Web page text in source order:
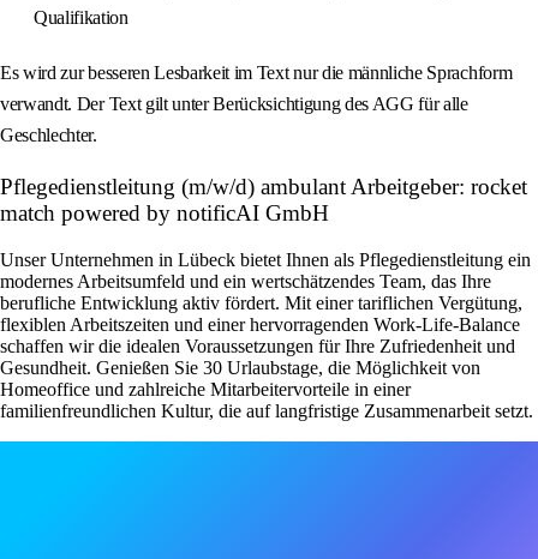
Qualifikation
Es wird zur besseren Lesbarkeit im Text nur die männliche Sprachform
verwandt. Der Text gilt unter Berücksichtigung des AGG für alle
Geschlechter.
Pflegedienstleitung (m/w/d) ambulant Arbeitgeber: rocket
match powered by notificAI GmbH
Unser Unternehmen in Lübeck bietet Ihnen als Pflegedienstleitung ein
modernes Arbeitsumfeld und ein wertschätzendes Team, das Ihre
berufliche Entwicklung aktiv fördert. Mit einer tariflichen Vergütung,
flexiblen Arbeitszeiten und einer hervorragenden Work-Life-Balance
schaffen wir die idealen Voraussetzungen für Ihre Zufriedenheit und
Gesundheit. Genießen Sie 30 Urlaubstage, die Möglichkeit von
Homeoffice und zahlreiche Mitarbeitervorteile in einer
familienfreundlichen Kultur, die auf langfristige Zusammenarbeit setzt.